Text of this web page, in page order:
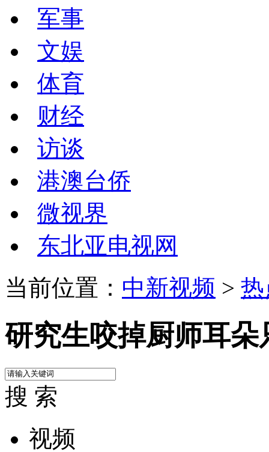
军事
文娱
体育
财经
访谈
港澳台侨
微视界
东北亚电视网
当前位置： 中新视频 >
研究生咬掉厨师耳朵
搜 索
视频